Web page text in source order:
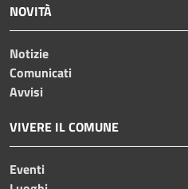
NOVITÀ
Notizie
Comunicati
Avvisi
VIVERE IL COMUNE
Eventi